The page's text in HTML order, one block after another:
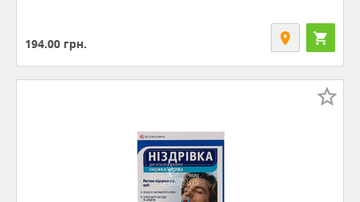
194.00 грн.